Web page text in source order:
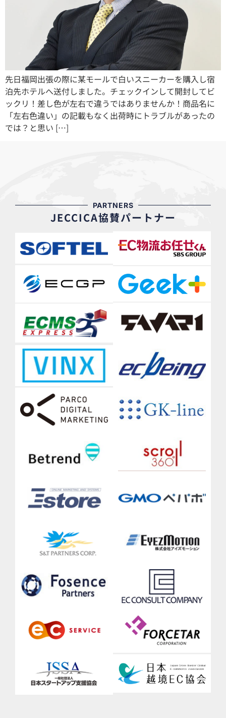
先日福岡出張の際に某モールで白いスニーカーを購入し宿
泊先ホテルへ送付しました。チェックインして開封してビ
ックリ！差し色が左右で違うではありませんか！商品名に
「左右色違い」の記載もなく出荷時にトラブルがあったの
では？と思い […]
PARTNERS
JECCICA協賛パートナー